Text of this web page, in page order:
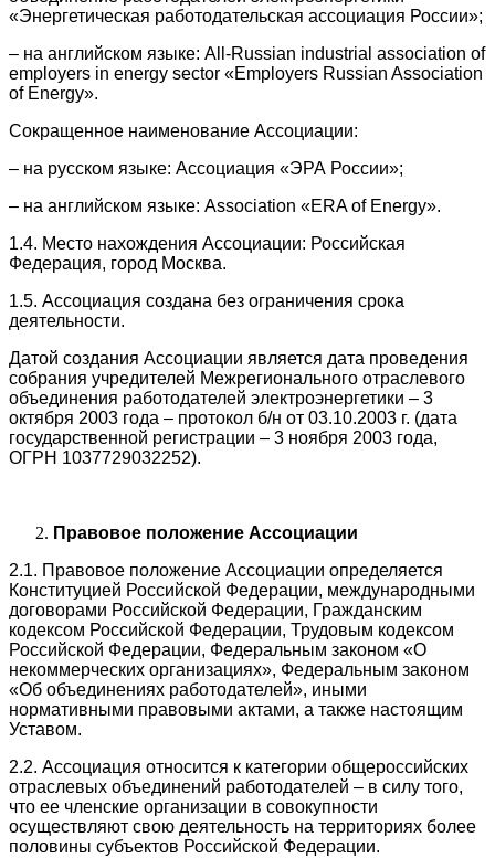
«Энергетическая работодательская ассоциация России»;
– на английском языке: All-Russian industrial association of
employers in energy sector «Employers Russian Association
of Energy».
Сокращенное наименование Ассоциации:
– на русском языке: Ассоциация «ЭРА России»;
– на английском языке: Association «ERA of Energy».
1.4. Место нахождения Ассоциации: Российская
Федерация, город Москва.
1.5. Ассоциация создана без ограничения срока
деятельности.
Датой создания Ассоциации является дата проведения
собрания учредителей Межрегионального отраслевого
объединения работодателей электроэнергетики – 3
октября 2003 года – протокол б/н от 03.10.2003 г. (дата
государственной регистрации – 3 ноября 2003 года,
ОГРН 1037729032252).
Правовое положение Ассоциации
2.1. Правовое положение Ассоциации определяется
Конституцией Российской Федерации, международными
договорами Российской Федерации, Гражданским
кодексом Российской Федерации, Трудовым кодексом
Российской Федерации, Федеральным законом «О
некоммерческих организациях», Федеральным законом
«Об объединениях работодателей», иными
нормативными правовыми актами, а также настоящим
Уставом.
2.2. Ассоциация относится к категории общероссийских
отраслевых объединений работодателей – в силу того,
что ее членские организации в совокупности
осуществляют свою деятельность на территориях более
половины субъектов Российской Федерации.